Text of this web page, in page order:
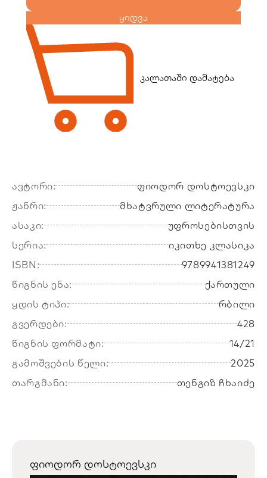
ყიდვა
კალათაში დამატება
ავტორი:
ფიოდორ დოსტოევსკი
ჟანრი:
მხატვრული ლიტერატურა
ასაკი:
უფროსებისთვის
სერია:
იკითხე კლასიკა
ISBN:
9789941381249
წიგნის ენა:
ქართული
ყდის ტიპი:
რბილი
გვერდები:
428
წიგნის ფორმატი:
14/21
გამოშვების წელი:
2025
თარგმანი:
თენგიზ ჩხაიძე
ფიოდორ დოსტოევსკი